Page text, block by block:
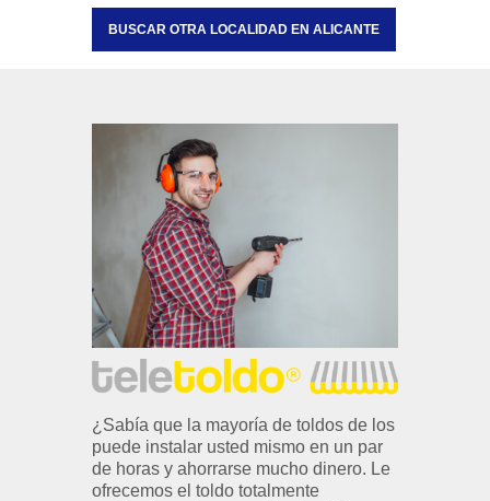
BUSCAR OTRA LOCALIDAD EN ALICANTE
¿Sabía que la mayoría de toldos de los
puede instalar usted mismo en un par
de horas y ahorrarse mucho dinero. Le
ofrecemos el toldo totalmente